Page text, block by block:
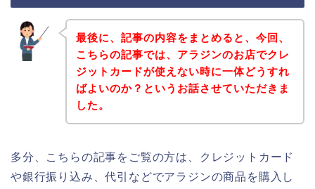
最後に、記事の内容をまとめると、今回、
こちらの記事では、アラジンのお店でクレ
ジットカードが使えない時に一体どうすれ
ばよいのか？というお話させていただきま
した。
多分、こちらの記事をご覧の方は、クレジットカード
や銀行振り込み、代引などでアラジンの商品を購入し